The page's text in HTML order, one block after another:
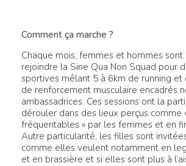
Comment ça marche ?
Chaque mois, femmes et hommes sont
rejoindre la Sine Qua Non Squad pour
sportives mêlant 5 à 6km de running et
de renforcement musculaire encadrés
ambassadrices. Ces sessions ont la
dérouler dans des lieux perçus comme
fréquentables » par les femmes et en
Autre particularité, les filles sont
comme elles veulent notamment en
et en brassière et si elles sont plus à